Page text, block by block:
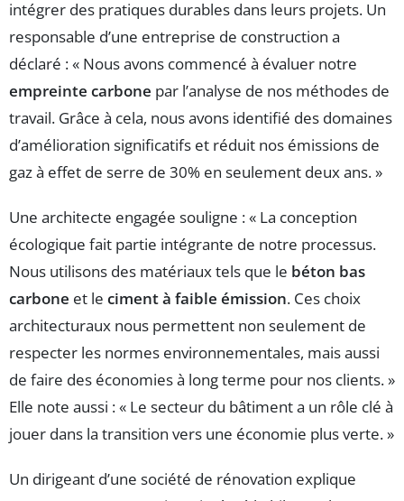
intégrer des pratiques durables dans leurs projets. Un
responsable d’une entreprise de construction a
déclaré : « Nous avons commencé à évaluer notre
empreinte carbone par l’analyse de nos méthodes de
travail. Grâce à cela, nous avons identifié des domaines
d’amélioration significatifs et réduit nos émissions de
gaz à effet de serre de 30% en seulement deux ans. »
Une architecte engagée souligne : « La conception
écologique fait partie intégrante de notre processus.
Nous utilisons des matériaux tels que le béton bas
carbone et le ciment à faible émission. Ces choix
architecturaux nous permettent non seulement de
respecter les normes environnementales, mais aussi
de faire des économies à long terme pour nos clients. »
Elle note aussi : « Le secteur du bâtiment a un rôle clé à
jouer dans la transition vers une économie plus verte. »
Un dirigeant d’une société de rénovation explique